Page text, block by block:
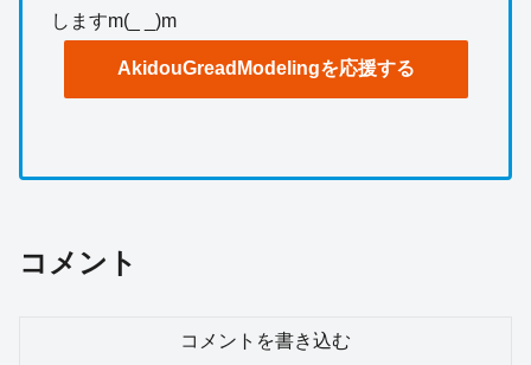
しますm(_ _)m
AkidouGreadModelingを応援する
コメント
コメントを書き込む